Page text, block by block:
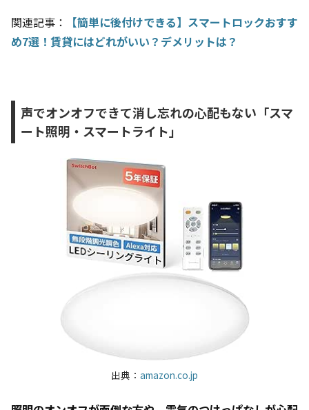
関連記事：
【簡単に後付けできる】スマートロックおすす
め7選！賃貸にはどれがいい？デメリットは？
声でオンオフできて消し忘れの心配もない「スマ
ート照明・スマートライト」
出典： amazon.co.jp